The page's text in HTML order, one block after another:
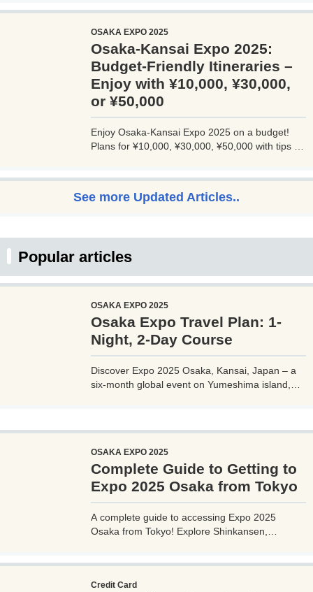
最適です。初年度の年会費無料も魅力。ステータ
スと実用性を兼ね備えたビジネスカードで、あな
たのビジネスをワンランクアップさせませんか？
OSAKA EXPO 2025
Osaka-Kansai Expo 2025:
Budget-Friendly Itineraries –
Enjoy with ¥10,000, ¥30,000,
or ¥50,000
Enjoy Osaka-Kansai Expo 2025 on a budget!
Plans for ¥10,000, ¥30,000, ¥50,000 with tips to
See more Updated Articles..
Popular articles
OSAKA EXPO 2025
Osaka Expo Travel Plan: 1-
Night, 2-Day Course
Discover Expo 2025 Osaka, Kansai, Japan – a
six-month global event on Yumeshima island,
OSAKA EXPO 2025
Complete Guide to Getting to
Expo 2025 Osaka from Tokyo
A complete guide to accessing Expo 2025
Osaka from Tokyo! Explore Shinkansen,
Credit Card